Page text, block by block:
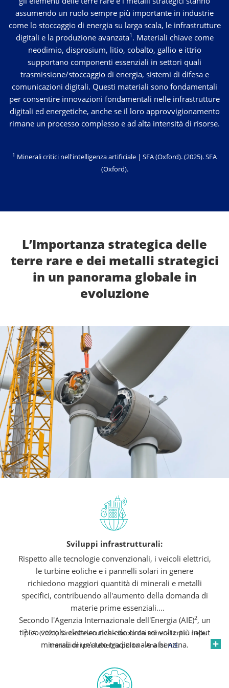
assumendo un ruolo sempre più importante in industrie
come lo stoccaggio di energia su larga scala, le infrastrutture
digitali e la produzione avanzata1 . Materiali chiave come
neodimio, disprosium, litio, cobalto, gallio e ittrio
supportano componenti essenziali in settori quali
trasmissione/stoccaggio di energia, sistemi di difesa e
comunicazioni digitali. Questi materiali sono fondamentali
per consentire innovazioni fondamentali nelle infrastrutture
digitali ed energetiche, anche se il loro approvvigionamento
rimane un processo complesso e ad alta intensità di risorse.
1 Minerali critici nell'intelligenza artificiale | SFA (Oxford). (2025).SFA
(Oxford).
L’Importanza strategica delle
terre rare e dei metalli strategici
in un panorama globale in
evoluzione
Sviluppi infrastrutturali:
Rispetto alle tecnologie convenzionali, i veicoli elettrici,
le turbine eoliche e i pannelli solari in genere
richiedono maggiori quantità di minerali e metalli
specifici, contribuendo all'aumento della domanda di
materie prime essenziali.
Secondo l'Agenzia Internazionale dell'Energia (AIE)2, un
tipico veicolo elettrico richiede circa sei volte più input
minerali di un'auto tradizionale a benzina.
richiedere fino a nove volte più risorse minerali di una
centrale a gas. I magneti permanenti nei motori dei
2EA. (2021). Sintesi esecutiva – Ruolo dei minerali critici nelle
transizioni per l'energia pulita – Analisi.AIE.